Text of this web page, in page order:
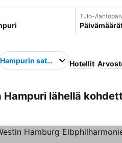
Tulo-/
Hampurin satama Hotellit
lähellä